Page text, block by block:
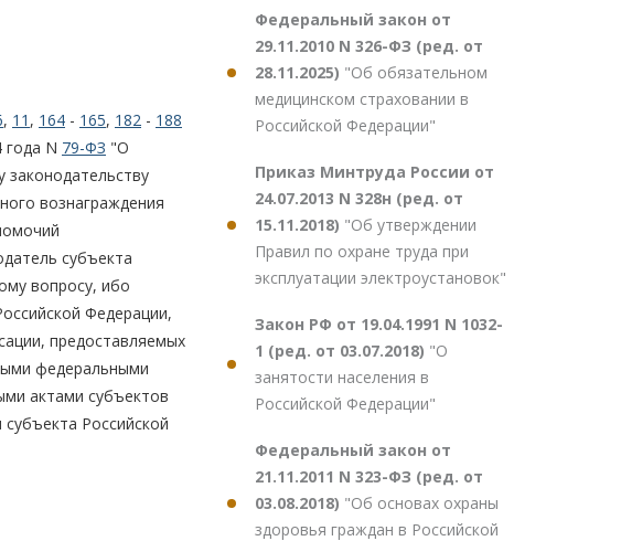
, 11 , 164 - 165, 182 - 188
года N 79-ФЗ "О
вознаграждения
субъекта
вопросу, ибо
Федерации,
предоставляемых
федеральными
актами субъектов
Российской
Федеральный закон от
29.11.2010 N 326-ФЗ (ред. от
28.11.2025) "Об обязательном
медицинском страховании в
Российской Федерации"
Приказ Минтруда России от
24.07.2013 N 328н (ред. от
15.11.2018) "Об утверждении
Правил по охране труда при
эксплуатации электроустановок"
Закон РФ от 19.04.1991 N 1032-
1 (ред. от 03.07.2018) "О
занятости населения в
Российской Федерации"
Федеральный закон от
21.11.2011 N 323-ФЗ (ред. от
03.08.2018) "Об основах охраны
здоровья граждан в Российской